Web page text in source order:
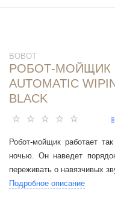
BOBOT
РОБОТ-МОЙЩИК
AUTOMATIC
BLACK
Робот-мойщик работает
ночью. Он наведет
переживать о навязчивых
Подробное описание